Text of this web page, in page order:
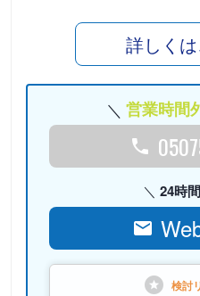
詳しく
営業時間
24時
検討